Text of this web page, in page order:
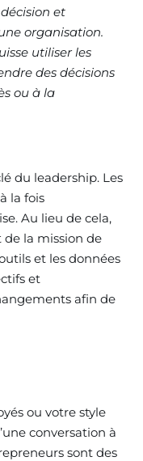
et
organisation.
utiliser les
des décisions
ou à la
du leadership. Les
la fois
Au lieu de cela,
la mission de
et les données
et
afin de
ou votre style
conversation à
sont des